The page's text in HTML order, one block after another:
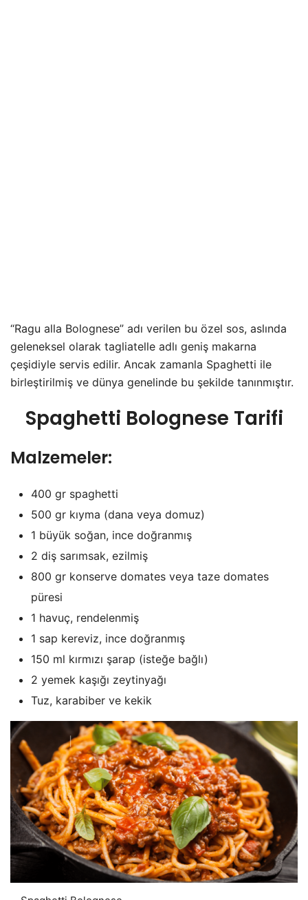
“Ragu alla Bolognese” adı verilen bu özel sos, aslında
geleneksel olarak tagliatelle adlı geniş makarna
çeşidiyle servis edilir. Ancak zamanla Spaghetti ile
birleştirilmiş ve dünya genelinde bu şekilde tanınmıştır.
Spaghetti Bolognese Tarifi
Malzemeler:
400 gr spaghetti
500 gr kıyma (dana veya domuz)
1 büyük soğan, ince doğranmış
2 diş sarımsak, ezilmiş
800 gr konserve domates veya taze domates
püresi
1 havuç, rendelenmiş
1 sap kereviz, ince doğranmış
150 ml kırmızı şarap (isteğe bağlı)
2 yemek kaşığı zeytinyağı
Tuz, karabiber ve kekik